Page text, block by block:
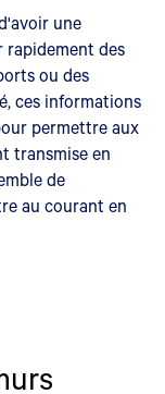
une
des
ou des
ces informations
permettre aux
transmise en
de
au courant en